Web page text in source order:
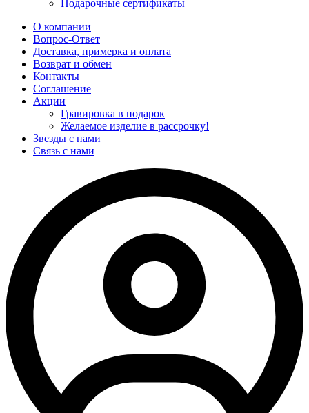
Подарочные сертификаты
О компании
Вопрос-Ответ
Доставка, примерка и оплата
Возврат и обмен
Контакты
Соглашение
Акции
Гравировка в подарок
Желаемое изделие в рассрочку!
Звезды с нами
Связь с нами